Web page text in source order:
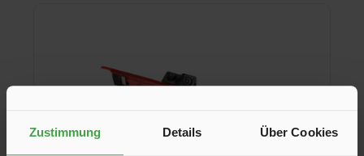
Zustimmung Details Über Cookies